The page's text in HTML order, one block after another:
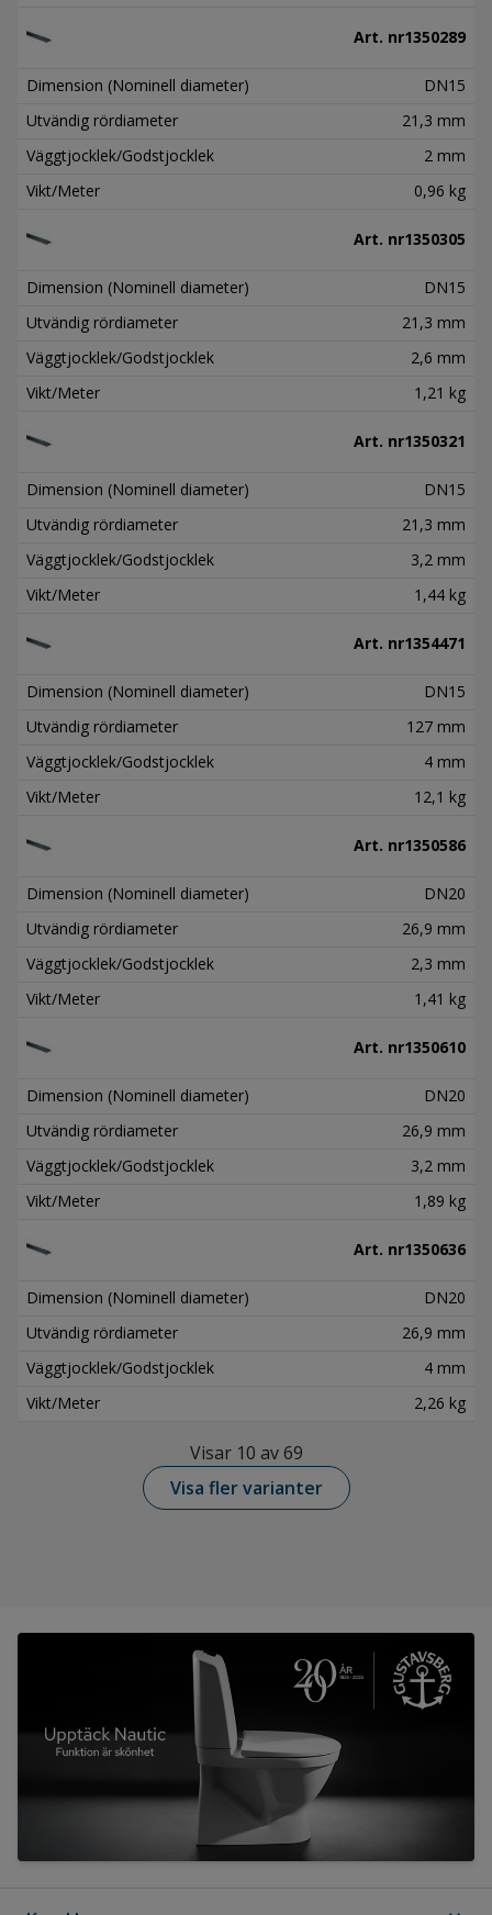
Art. nr1350289
Dimension (Nominell diameter)
DN15
Utvändig rördiameter
21,3 mm
Väggtjocklek/Godstjocklek
2 mm
Vikt/Meter
0,96 kg
Art. nr1350305
Dimension (Nominell diameter)
DN15
Utvändig rördiameter
21,3 mm
Väggtjocklek/Godstjocklek
2,6 mm
Vikt/Meter
1,21 kg
Art. nr1350321
Dimension (Nominell diameter)
DN15
Utvändig rördiameter
21,3 mm
Väggtjocklek/Godstjocklek
3,2 mm
Vikt/Meter
1,44 kg
Art. nr1354471
Dimension (Nominell diameter)
DN15
Utvändig rördiameter
127 mm
Väggtjocklek/Godstjocklek
4 mm
Vikt/Meter
12,1 kg
Art. nr1350586
Dimension (Nominell diameter)
DN20
Utvändig rördiameter
26,9 mm
Väggtjocklek/Godstjocklek
2,3 mm
Vikt/Meter
1,41 kg
Art. nr1350610
Dimension (Nominell diameter)
DN20
Utvändig rördiameter
26,9 mm
Väggtjocklek/Godstjocklek
3,2 mm
Vikt/Meter
1,89 kg
Art. nr1350636
Dimension (Nominell diameter)
DN20
Utvändig rördiameter
26,9 mm
Väggtjocklek/Godstjocklek
4 mm
Vikt/Meter
2,26 kg
Visar 10 av 69
Visa fler varianter